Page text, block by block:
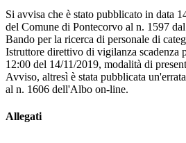
Si avvisa che è stato pubblicato in data
del Comune di Pontecorvo al n. 1597
Bando per la ricerca di personale di
Istruttore direttivo di vigilanza scadenza
12:00 del 14/11/2019, modalità di
Avviso, altresì è stata pubblicata
al n. 1606 dell'Albo on-line.
Allegati